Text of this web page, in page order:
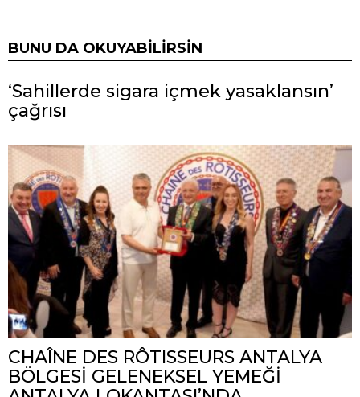
BUNU DA OKUYABILIRSIN
‘Sahillerde sigara içmek yasaklansın’
çağrısı
CHAÎNE DES RÔTISSEURS ANTALYA
BÖLGESİ GELENEKSEL YEMEĞİ